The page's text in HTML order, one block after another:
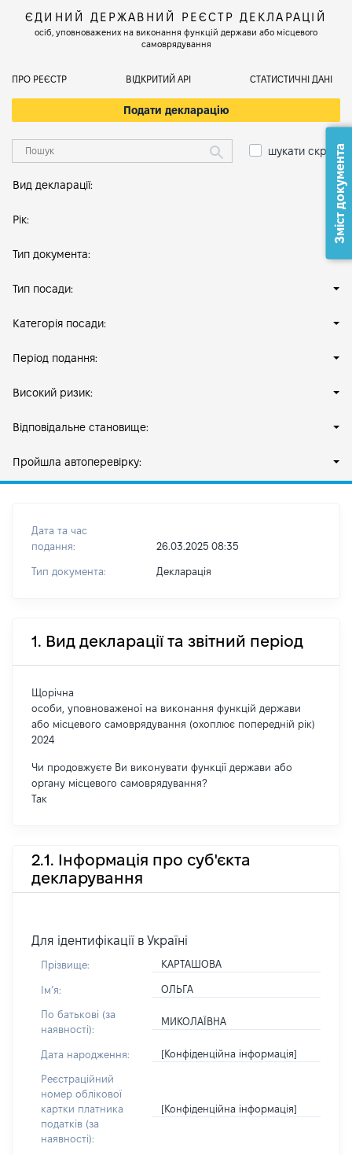
ЄДИНИЙ ДЕРЖАВНИЙ РЕЄСТР ДЕКЛАРАЦІЙ
осіб, уповноважених на виконання функцій держави або місцевого
самоврядування
ПРО РЕЄСТР ВІДКРИТИЙ АРІ СТАТИСТИЧНІ ДАНІ
Подати декларацію
шукати скрізь
Вид декларації:
Рік:
Тип документа:
Тип посади:
Категорія посади:
Період подання:
Високий ризик:
Відповідальне становище:
Пройшла автоперевірку:
Дата та час
подання:
26.03.2025 08:35
Тип документа: Декларація
1. Вид декларації та звітний період
Щорічна
особи, уповноваженої на виконання функцій держави
або місцевого самоврядування (охоплює попередній рік)
2024
Чи продовжуєте Ви виконувати функції держави або
органу місцевого самоврядування?
Так
2.1. Інформація про суб'єкта
декларування
Для ідентифікації в Україні
Прізвище: КАРТАШОВА
Імʼя: ОЛЬГА
По батькові (за
наявності):
МИКОЛАЇВНА
Дата народження: [Конфіденційна інформація]
Реєстраційний
номер облікової
картки платника
податків (за
наявності):
[Конфіденційна інформація]
Зміст документа